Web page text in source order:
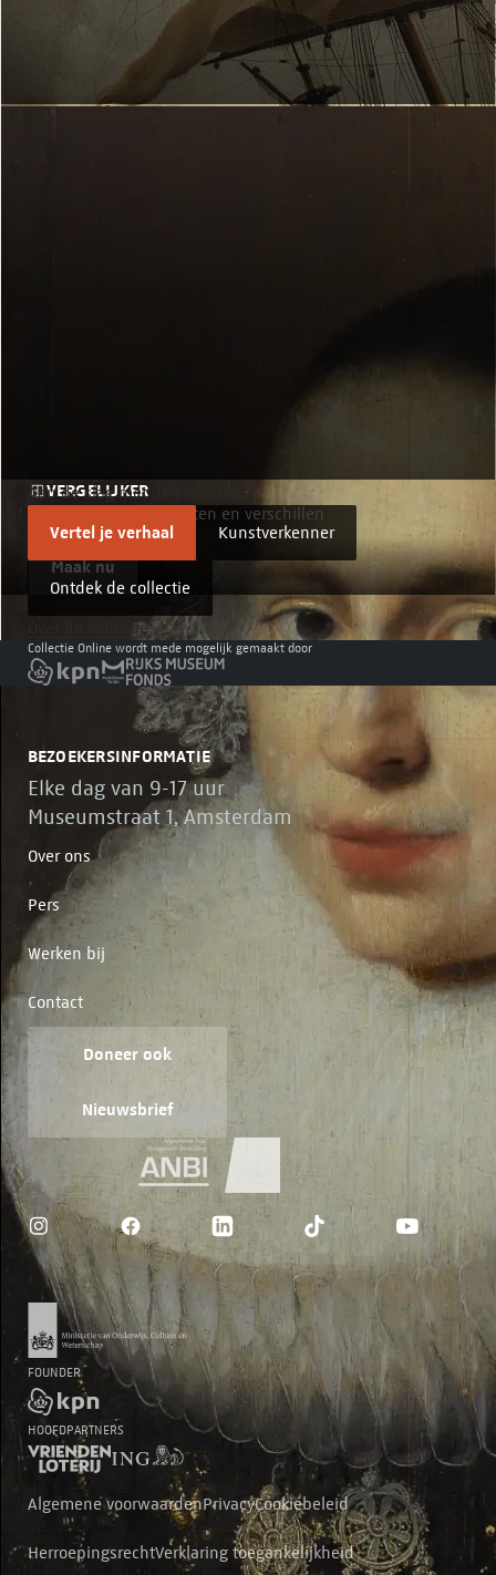
KUNSTVERKENNER
VERGELIJKER
Vergelijk overeenkomsten en verschillen
Maak nu
Aan de slag met de collectie:
Vertel je verhaal Kunstverkenner
Ontdek de collectie
Over de collectie
Collectie Online wordt mede mogelijk gemaakt door
BEZOEKERSINFORMATIE
Elke dag van 9-17 uur
Museumstraat 1, Amsterdam
Over ons
Pers
Werken bij
Contact
Doneer ook
Nieuwsbrief
FOUNDER
HOOFDPARTNERS
Algemene voorwaardenPrivacyCookiebeleid
HerroepingsrechtVerklaring toegankelijkheid